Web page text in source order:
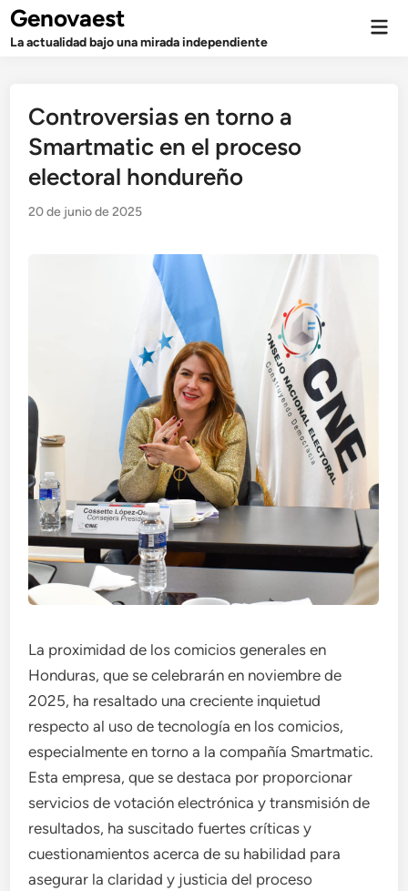
Saltar
contenido
Genovaest
La actualidad bajo una mirada independiente
Controversias en torno a
Smartmatic en el proceso
electoral hondureño
20 de junio de 2025
La proximidad de los comicios generales en
Honduras, que se celebrarán en noviembre de
2025, ha resaltado una creciente inquietud
respecto al uso de tecnología en los comicios,
especialmente en torno a la compañía Smartmatic.
Esta empresa, que se destaca por proporcionar
servicios de votación electrónica y transmisión de
resultados, ha suscitado fuertes críticas y
cuestionamientos acerca de su habilidad para
asegurar la claridad y justicia del proceso